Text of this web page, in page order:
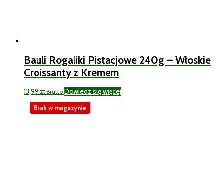
Bauli Rogaliki Pistacjowe 240g – Włoskie
Croissanty z Kremem
13,99 zł Brutto Dowiedz się więcej
Brak w magazynie